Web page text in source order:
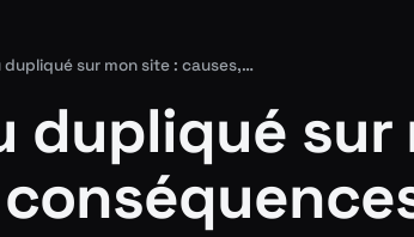
dupliqué sur mon site : causes,…
dupliqué sur